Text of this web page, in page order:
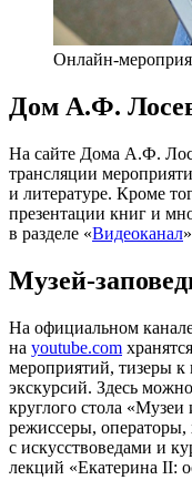
Онлайн-
Дом А.Ф.
На сайте Дома А.Ф.
трансляции
и литературе. Кроме
презентации книг и
в разделе «Видеоканал
Музей-
На официальном
на youtube.com
мероприятий, тизеры к
экскурсий. Здесь
круглого стола
режиссеры,
с искусствоведами и
лекций «Екатерина II: